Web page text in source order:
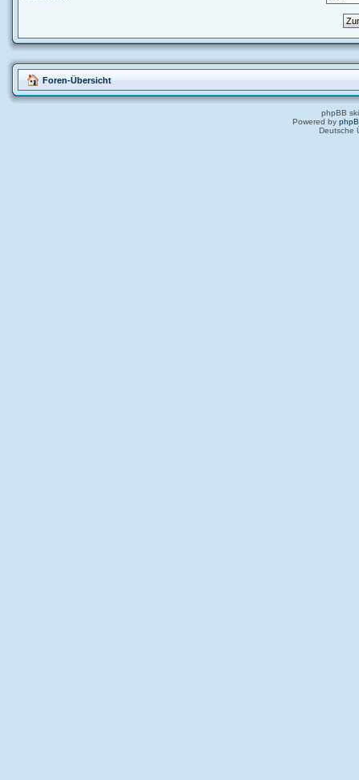
Foren-Übersicht
phpBB
Powered by
Deutsche